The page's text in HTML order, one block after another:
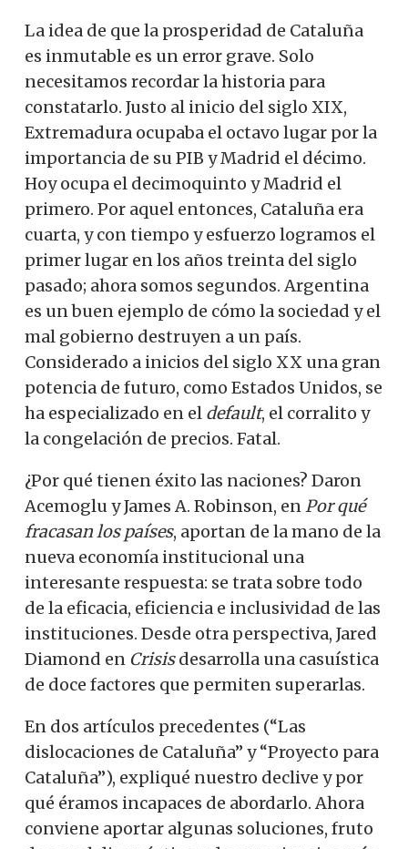
La idea de que la prosperidad de Cataluña
es inmutable es un error grave. Solo
necesitamos recordar la historia para
constatarlo. Justo al inicio del siglo XIX,
Extremadura ocupaba el octavo lugar por la
importancia de su PIB y Madrid el décimo.
Hoy ocupa el decimoquinto y Madrid el
primero. Por aquel entonces, Cataluña era
cuarta, y con tiempo y esfuerzo logramos el
primer lugar en los años treinta del siglo
pasado; ahora somos segundos. Argentina
es un buen ejemplo de cómo la sociedad y el
mal gobierno destruyen a un país.
Considerado a inicios del siglo XX una gran
potencia de futuro, como Estados Unidos, se
ha especializado en el default, el corralito y
la congelación de precios. Fatal.
¿Por qué tienen éxito las naciones? Daron
Acemoglu y James A. Robinson, en Por qué
fracasan los países, aportan de la mano de la
nueva economía institucional una
interesante respuesta: se trata sobre todo
de la eficacia, eficiencia e inclusividad de las
instituciones. Desde otra perspectiva, Jared
Diamond en Crisisdesarrolla una casuística
de doce factores que permiten superarlas.
En dos artículos precedentes (“Las
dislocaciones de Cataluña” y “Proyecto para
Cataluña”), expliqué nuestro declive y por
qué éramos incapaces de abordarlo. Ahora
conviene aportar algunas soluciones, fruto